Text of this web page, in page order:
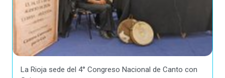
La Rioja sede del 4° Congreso Nacional de Canto con